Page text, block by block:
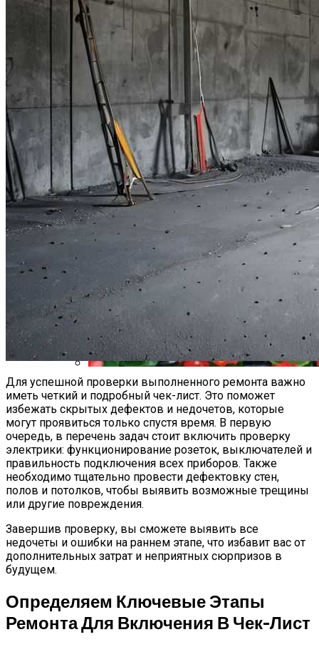
Как Избежать Ошибок При Сборке
Мебели Из ЛДСП
Папоротники Для Сада — Зелёный
Великая Китайская Стена — Великое
Достояние Мировой Культуры
Гёреме – Национальный Парк Церквей
Цветочные Композиции Для Сада:
Идеи И Вдохновение
Бегонии: Красота И Нежность В Вашем
Саду
Для успешной проверки выполненного ремонта важно
иметь четкий и подробный чек-лист. Это поможет
избежать скрытых дефектов и недочетов, которые
могут проявиться только спустя время. В первую
очередь, в перечень задач стоит включить проверку
электрики: функционирование розеток, выключателей и
правильность подключения всех приборов. Также
необходимо тщательно провести дефектовку стен,
полов и потолков, чтобы выявить возможные трещины
или другие повреждения.
Завершив проверку, вы сможете выявить все
недочеты и ошибки на раннем этапе, что избавит вас от
дополнительных затрат и неприятных сюрпризов в
будущем.
Определяем Ключевые Этапы
Ремонта Для Включения В Чек-Лист